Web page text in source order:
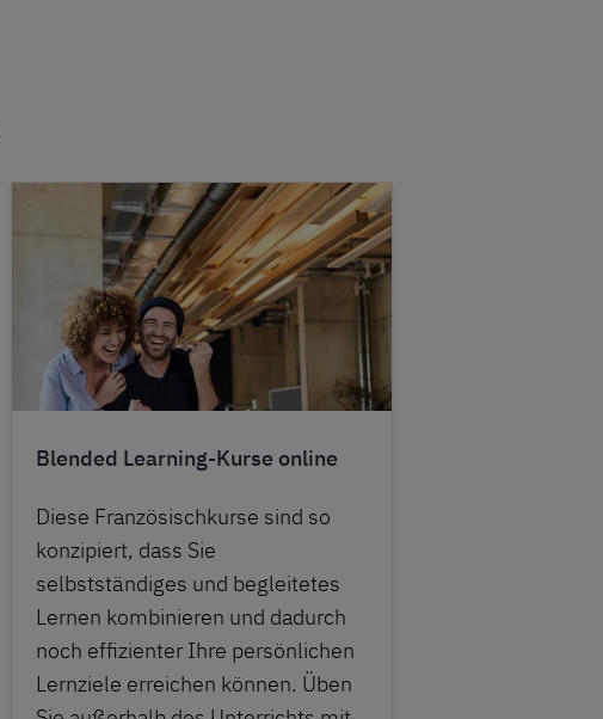
Blended Learning-Kurse online
Diese Französischkurse sind so
konzipiert, dass Sie
selbstständiges und begleitetes
Lernen kombinieren und dadurch
noch effizienter Ihre persönlichen
Lernziele erreichen können. Üben